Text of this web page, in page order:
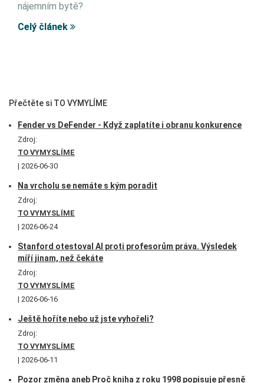
nájemním bytě?
Celý článek
Přečtěte si TO VYMYLÍME
Fender vs DeFender - Když zaplatíte i obranu konkurence
Zdroj:
TO VYMYSLÍME
2026-06-30
Na vrcholu se nemáte s kým poradit
Zdroj:
TO VYMYSLÍME
2026-06-24
Stanford otestoval AI proti profesorům práva. Výsledek
míří jinam, než čekáte
Zdroj:
TO VYMYSLÍME
2026-06-16
Ještě hoříte nebo už jste vyhořeli?
Zdroj:
TO VYMYSLÍME
2026-06-11
Pozor změna aneb Proč kniha z roku 1998 popisuje přesně